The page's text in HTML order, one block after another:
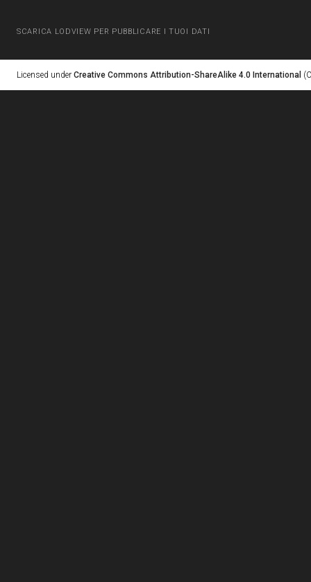
SCARICA LODVIEW PER PUBBLICARE I TUOI DATI
Licensed under Creative Commons Attribution-ShareAlike 4.0 International